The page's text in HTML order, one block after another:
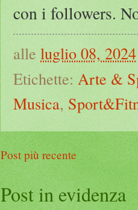
con i followers.
alle luglio 08, 2024
Etichette: Arte &
Musica,
Post più recente
Post in evidenza